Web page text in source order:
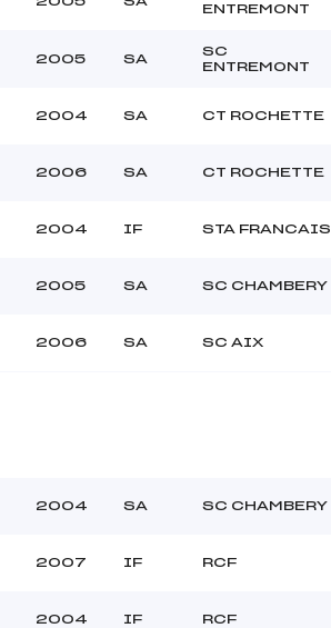
ENTREMONT
2005 SA
SC
ENTREMONT
2004 SA CT ROCHETTE
2006 SA CT ROCHETTE
2004 IF STA FRANCAIS
2005 SA SC CHAMBERY
2006 SA SC AIX
2004 SA SC CHAMBERY
2007 IF RCF
2004 IF RCF